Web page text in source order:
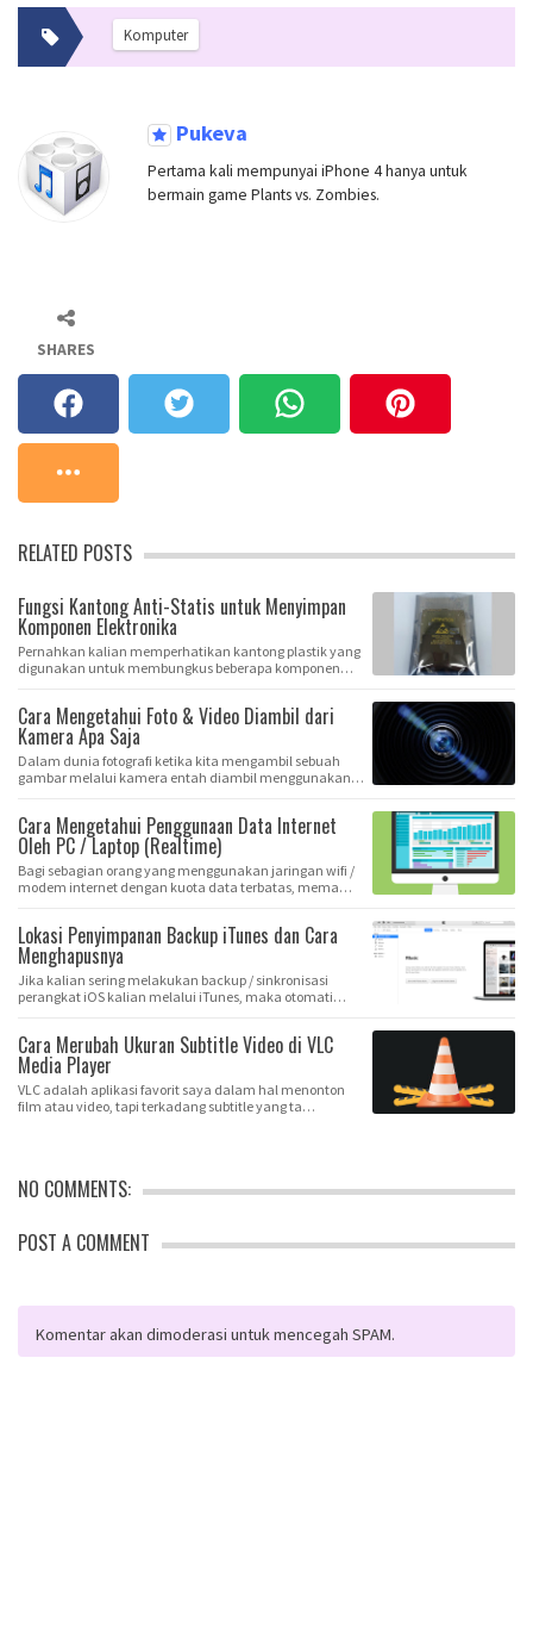
Komputer
Pukeva
Pertama kali mempunyai iPhone 4 hanya untuk
bermain game Plants vs. Zombies.
SHARES
RELATED POSTS
Fungsi Kantong Anti-Statis untuk Menyimpan
Komponen Elektronika
Pernahkan kalian memperhatikan kantong plastik yang
digunakan untuk membungkus beberapa komponen
Cara Mengetahui Foto & Video Diambil dari
Kamera Apa Saja
Dalam dunia fotografi ketika kita mengambil sebuah
gambar melalui kamera entah diambil menggunakan
Cara Mengetahui Penggunaan Data Internet
Oleh PC / Laptop (Realtime)
Bagi sebagian orang yang menggunakan jaringan wifi /
modem internet dengan kuota data terbatas, mema…
Lokasi Penyimpanan Backup iTunes dan Cara
Menghapusnya
Jika kalian sering melakukan backup / sinkronisasi
perangkat iOS kalian melalui iTunes, maka otomati…
Cara Merubah Ukuran Subtitle Video di VLC
Media Player
VLC adalah aplikasi favorit saya dalam hal menonton
film atau video, tapi terkadang subtitle yang ta…
NO COMMENTS:
POST A COMMENT
Komentar akan dimoderasi untuk mencegah SPAM.